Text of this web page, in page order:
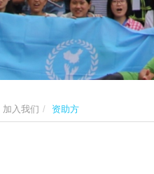
加入我们 资助方